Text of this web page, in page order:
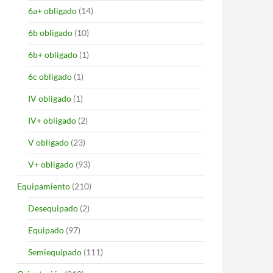
6a+ obligado (14)
6b obligado (10)
6b+ obligado (1)
6c obligado (1)
IV obligado (1)
IV+ obligado (2)
V obligado (23)
V+ obligado (93)
Equipamiento (210)
Desequipado (2)
Equipado (97)
Semiequipado (111)